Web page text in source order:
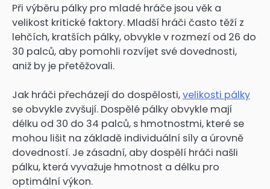
Při výběru pálky pro mladé hráče jsou věk a
velikost kritické faktory. Mladší hráči často těží z
lehčích, kratších pálky, obvykle v rozmezí od 26 do
30 palců, aby pomohli rozvíjet své dovednosti,
aniž by je přetěžovali.
Jak hráči přecházejí do dospělosti,velikosti pálky
se obvykle zvyšují. Dospělé pálky obvykle mají
délku od 30 do 34 palců, s hmotnostmi, které se
mohou lišit na základě individuální síly a úrovně
dovedností. Je zásadní, aby dospělí hráči našli
pálku, která vyvažuje hmotnost a délku pro
optimální výkon.